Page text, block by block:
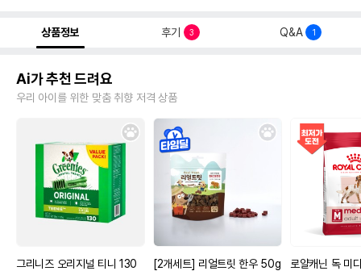
상품정보 후기 3 Q&A 1
Ai가 추천 드려요
우리 아이를 위한 맞춤 취향 저격 상품
그리니즈 오리지널 티니 130
[2개세트] 리얼트릿 한우 50g
로얄캐닌 독 미